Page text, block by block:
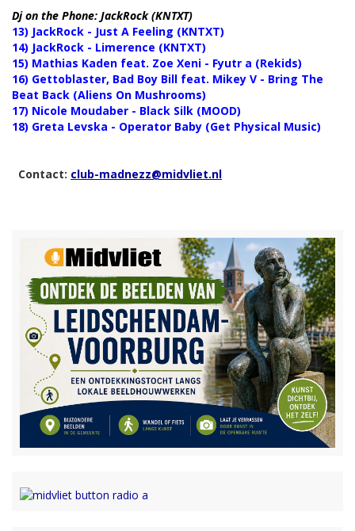
Dj on the Phone: JackRock(KNTXT)
13) JackRock - Just A Feeling (KNTXT)
14) JackRock - Limerence (KNTXT)
15) Mathias Kaden feat. Zoe Xeni - Fyutr a (Rekids)
16) Gettoblaster, Bad Boy Bill feat. Mikey V - Bring The
Beat Back (Aliens On Mushrooms)
17) Nicole Moudaber - Black Silk (MOOD)
18) Greta Levska - Operator Baby (Get Physical Music)
Contact: club-madnezz@midvliet.nl